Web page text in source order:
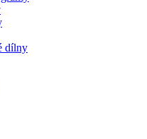
dílny